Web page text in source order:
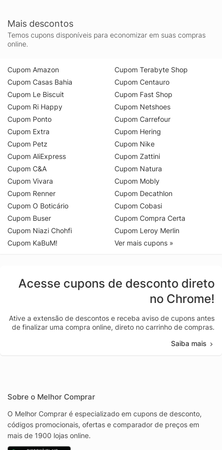
Mais descontos
Temos cupons disponíveis para economizar em suas compras
online.
Cupom Amazon
Cupom Casas Bahia
Cupom Le Biscuit
Cupom Ri Happy
Cupom Ponto
Cupom Extra
Cupom Petz
Cupom AliExpress
Cupom C&A
Cupom Vivara
Cupom Renner
Cupom O Boticário
Cupom Buser
Cupom Niazi Chohfi
Cupom KaBuM!
Cupom Terabyte Shop
Cupom Centauro
Cupom Fast Shop
Cupom Netshoes
Cupom Carrefour
Cupom Hering
Cupom Nike
Cupom Zattini
Cupom Natura
Cupom Mobly
Cupom Decathlon
Cupom Cobasi
Cupom Compra Certa
Cupom Leroy Merlin
Ver mais cupons »
Acesse cupons de desconto direto
no Chrome!
Ative a extensão de descontos e receba aviso de cupons antes
de finalizar uma compra online, direto no carrinho de compras.
Saiba mais
Sobre o Melhor Comprar
O Melhor Comprar é especializado em cupons de desconto,
códigos promocionais, ofertas e comparador de preços em
mais de 1900 lojas online.